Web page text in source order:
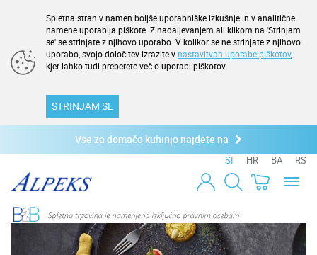
Spletna stran v namen boljše uporabniške izkušnje in v analitične
namene uporablja piškote. Z nadaljevanjem ali klikom na 'Strinjam
se' se strinjate z njihovo uporabo. V kolikor se ne strinjate z njihovo
uporabo, svojo določitev izrazite vnastavitvah uporabe piškotov,
kjer lahko tudi preberete več o uporabi piškotov.
STRINJAM SE
Vse za domačo kuhinjo najdete na
SI HR BA
RS
Toggle